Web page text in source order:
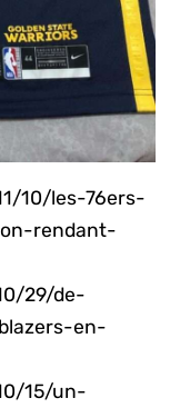
10/les-76ers-
rendant-
29/de-
en-
15/un-